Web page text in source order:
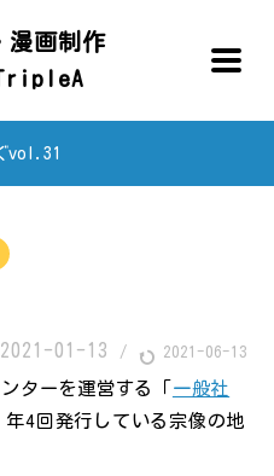
漫画制作
vol.31
2021-01-13 / 2021-06-13
ターを運営する「 一般社
年4回発行している宗像の地